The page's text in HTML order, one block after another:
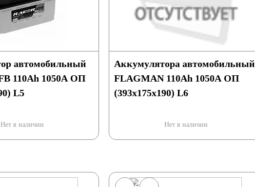
автомобильный
110Ah 1050A ОП
L5
Нет в наличии
Аккумулятора автомобильный
FLAGMAN 110Ah 1050A ОП
(393x175x190) L6
Нет в наличии